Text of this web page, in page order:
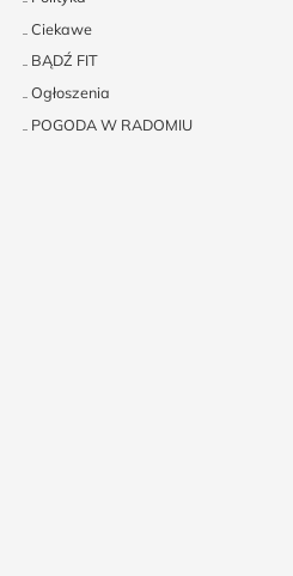
Ciekawe
BĄDŹ FIT
Ogłoszenia
POGODA W RADOMIU